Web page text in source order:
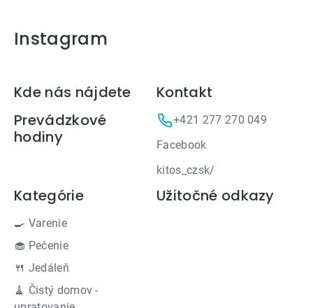
Instagram
Zápätie
Kde nás nájdete
Prevádzkové
hodiny
Kontakt
+421 277 270 049
Facebook
kitos_czsk/
Kategórie
🍳 Varenie
🧁 Pečenie
🍴 Jedáleň
🧹 Čistý domov -
Užitočné odkazy